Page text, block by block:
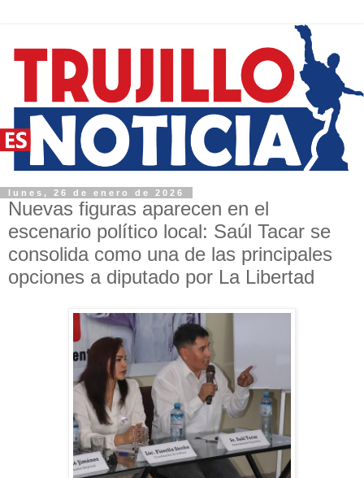
lunes, 26 de enero de 2026
Nuevas figuras aparecen en el
escenario político local: Saúl Tacar se
consolida como una de las principales
opciones a diputado por La Libertad